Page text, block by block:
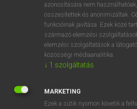
contrefaçonkeresése szótárainkban
DÍJMENTES FRANCIA SZÓTÁR
contre-épreuve
azonosítására nem
összesítettek és anonimizáltak.
funkcióinak javítása. Ezek közé
származó elemzési
elemzési szolgáltatások a
közösségi médiaanalitika.
↓ 1 szolgáltatás
MARKETING
Ezek a sütik nyomon követik a